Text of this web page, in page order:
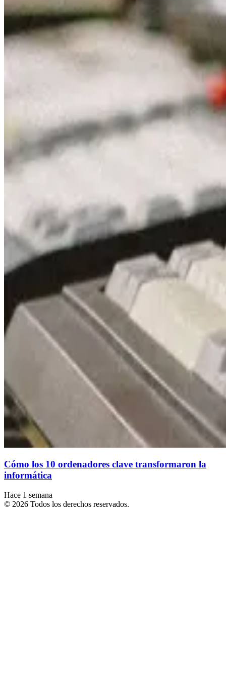
Cómo los 10 ordenadores clave transformaron la
informática
Hace 1 semana
© 2026 Todos los derechos reservados.